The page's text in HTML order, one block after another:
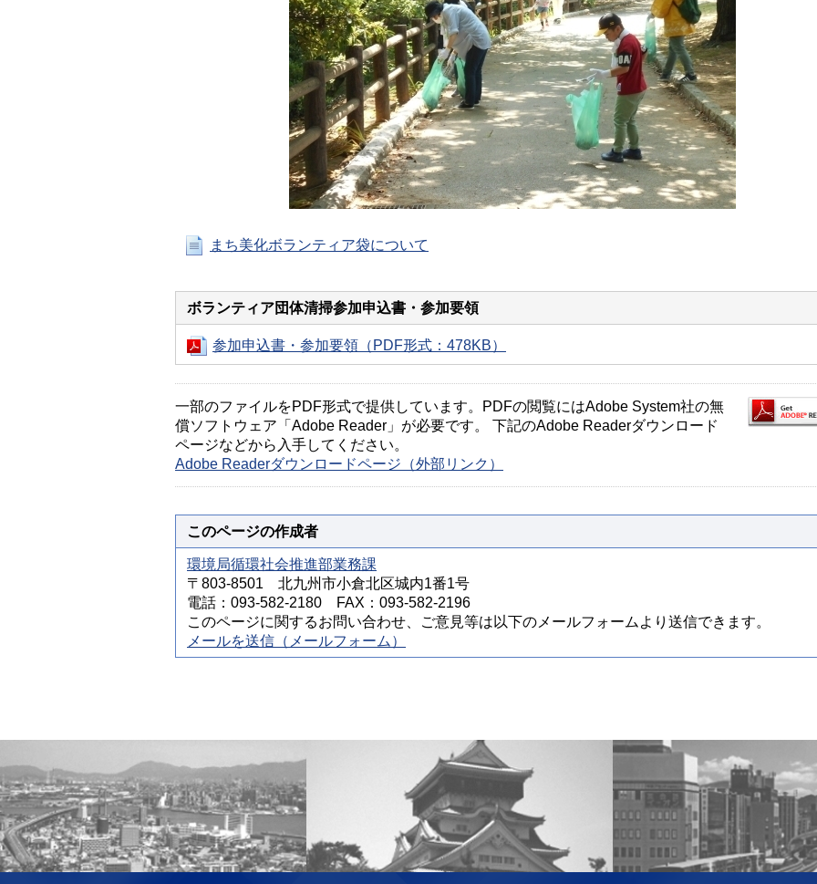
まち美化ボランティア袋について
ボランティア団体清掃参加申込書・参加要領
参加申込書・参加要領（PDF形式：478KB）
一部のファイルをPDF形式で提供しています。PDFの閲覧にはAdobe System社の無
償ソフトウェア「Adobe Reader」が必要です。 下記のAdobe Readerダウンロード
ページなどから入手してください。
Adobe Readerダウンロードページ（外部リンク）
このページの作成者
環境局循環社会推進部業務課
〒803-8501 北九州市小倉北区城内1番1号
電話：093-582-2180 FAX：093-582-2196
このページに関するお問い合わせ、ご意見等は以下のメールフォームより送信できます。
メールを送信（メールフォーム）